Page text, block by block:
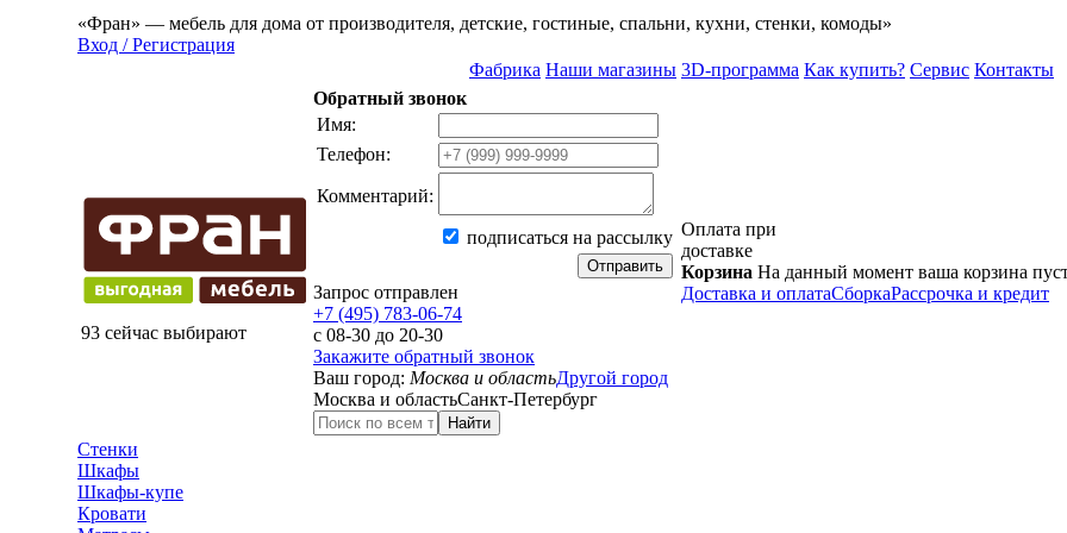
«Фран» — мебель для дома от производителя, детские, гостиные, спальни, кухни, стенки, комоды»
Вход / Регистрация
Фабрика Наши магазины 3D-программа Как купить? Сервис Контакты
93 сейчас выбирают
Обратный звонок
Имя:
Телефон:
Комментарий:
подписаться на рассылку
Отправить
Запрос отправлен
+7 (495) 783-06-74
с 08-30 до 20-30
Закажите обратный звонок
Ваш город: Москва и областьДругой город
Москва и областьСанкт-Петербург
Найти
Оплата при
доставке
Корзина На данный момент ваша корзина
Доставка и оплатаСборкаРассрочка и кредит
Стенки
Шкафы
Шкафы-купе
Кровати